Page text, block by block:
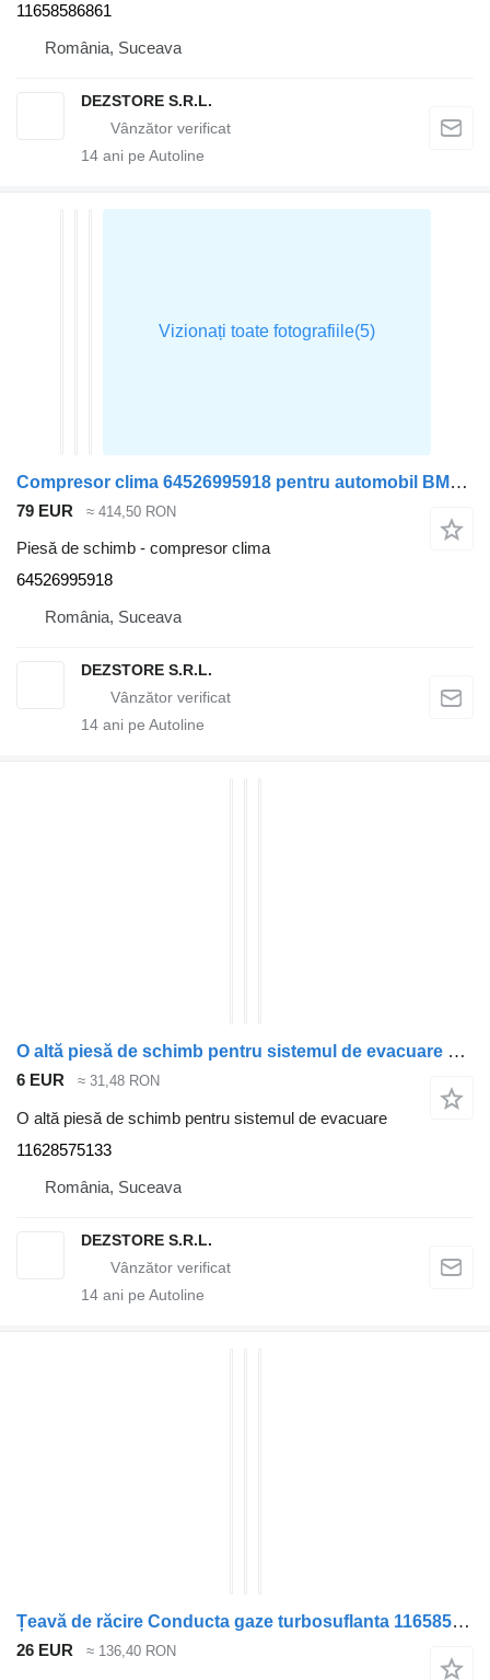
11658586861
România, Suceava
DEZSTORE S.R.L.
14 ani pe Autoline
Compresor clima 64526995918 pentru automobil BMW X7
79 EUR ≈ 414,50 RON
Piesă de schimb - compresor clima
64526995918
România, Suceava
DEZSTORE S.R.L.
14 ani pe Autoline
O altă piesă de schimb pentru sistemul de evacuare Protectie galerie evacuare 11628575133 pentru automobil BMW X7
6 EUR ≈ 31,48 RON
O altă piesă de schimb pentru sistemul de evacuare
11628575133
România, Suceava
DEZSTORE S.R.L.
14 ani pe Autoline
Țeavă de răcire Conducta gaze turbosuflanta 11658582267 pentru automobil BMW X7
26 EUR ≈ 136,40 RON